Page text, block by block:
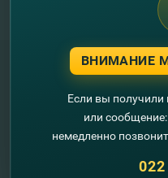
"FinComBank"
Схемы
ВНИМАНИЕ
Если вы получили
или
немедленно
022